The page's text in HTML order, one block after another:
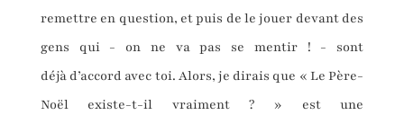
remettre en question, et puis de le jouer devant des
gens qui - on ne va pas se mentir ! - sont
déjà d’accord avec toi. Alors, je dirais que « Le Père-
Noël existe-t-il vraiment ? » est une